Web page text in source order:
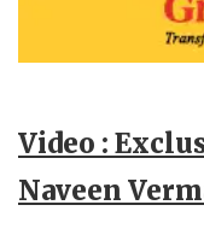
Video :
Naveen